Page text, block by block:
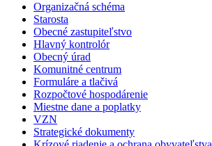
Organizačná schéma
Starosta
Obecné zastupiteľstvo
Hlavný kontrolór
Obecný úrad
Komunitné centrum
Formuláre a tlačivá
Rozpočtové hospodárenie
Miestne dane a poplatky
VZN
Strategické dokumenty